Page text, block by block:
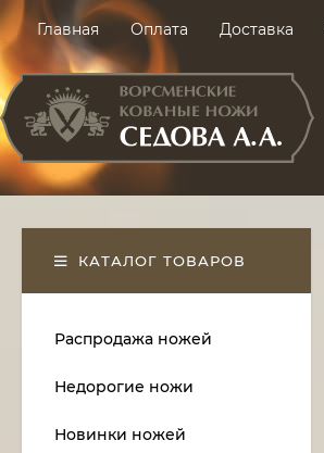
Главная Оплата Доставка
КАТАЛОГ ТОВАРОВ
Распродажа ножей
Недорогие ножи
Новинки ножей